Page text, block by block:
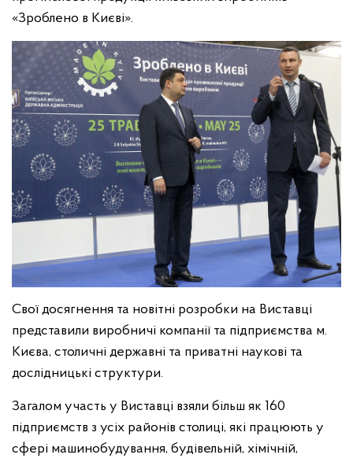
«Зроблено в Києві».
Свої досягнення та новітні розробки на Виставці
представили виробничі компанії та підприємства м.
Києва, столичні державні та приватні наукові та
дослідницькі структури.
Загалом участь у Виставці взяли більш як 160
підприємств з усіх районів столиці, які працюють у
сфері машинобудування, будівельній, хімічній,